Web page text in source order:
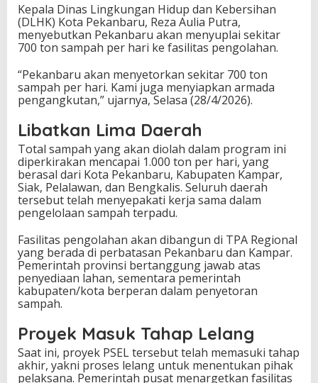
Kepala Dinas Lingkungan Hidup dan Kebersihan
(DLHK) Kota Pekanbaru, Reza Aulia Putra,
menyebutkan Pekanbaru akan menyuplai sekitar
700 ton sampah per hari ke fasilitas pengolahan.
“Pekanbaru akan menyetorkan sekitar 700 ton
sampah per hari. Kami juga menyiapkan armada
pengangkutan,” ujarnya, Selasa (28/4/2026).
Libatkan Lima Daerah
Total sampah yang akan diolah dalam program ini
diperkirakan mencapai 1.000 ton per hari, yang
berasal dari Kota Pekanbaru, Kabupaten Kampar,
Siak, Pelalawan, dan Bengkalis. Seluruh daerah
tersebut telah menyepakati kerja sama dalam
pengelolaan sampah terpadu.
Fasilitas pengolahan akan dibangun di TPA Regional
yang berada di perbatasan Pekanbaru dan Kampar.
Pemerintah provinsi bertanggung jawab atas
penyediaan lahan, sementara pemerintah
kabupaten/kota berperan dalam penyetoran
sampah.
Proyek Masuk Tahap Lelang
Saat ini, proyek PSEL tersebut telah memasuki tahap
akhir, yakni proses lelang untuk menentukan pihak
pelaksana. Pemerintah pusat menargetkan fasilitas